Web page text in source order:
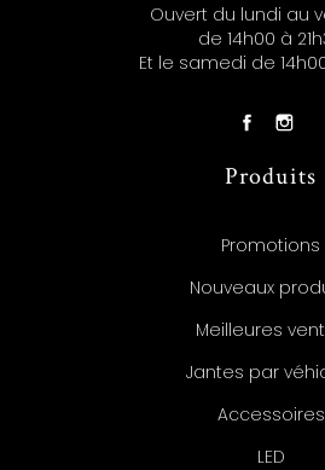
Ouvert du lundi au
de 14h00 à
Et le samedi de
Produits
Promotions
Nouveaux
Meilleures
Jantes par
Accessoires
LED